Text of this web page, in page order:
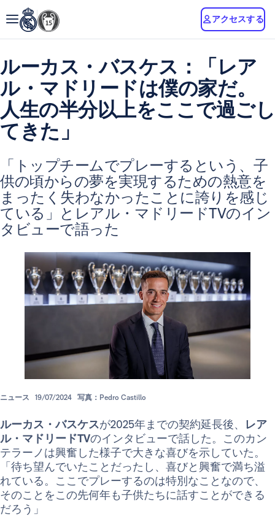
アクセスする
ルーカス・バスケス：「レア
ル・マドリードは僕の家だ。
人生の半分以上をここで過ごし
てきた」
「トップチームでプレーするという、子
供の頃からの夢を実現するための熱意を
まったく失わなかったことに誇りを感じ
ている」とレアル・マドリードTVのイン
タビューで語った
ニュース 19/07/2024 写真：Pedro Castillo
ルーカス・バスケスが2025年までの契約延長後、 レア
ル・マドリードTVのインタビューで話した。このカン
テラーノは興奮した様子で大きな喜びを示していた。
「待ち望んでいたことだったし、喜びと興奮で満ち溢
れている。ここでプレーするのは特別なことなので、
そのことをこの先何年も子供たちに話すことができる
だろう」